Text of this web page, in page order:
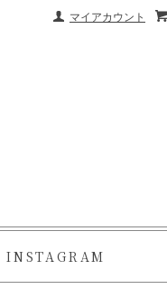
マイアカウント
INSTAGRAM